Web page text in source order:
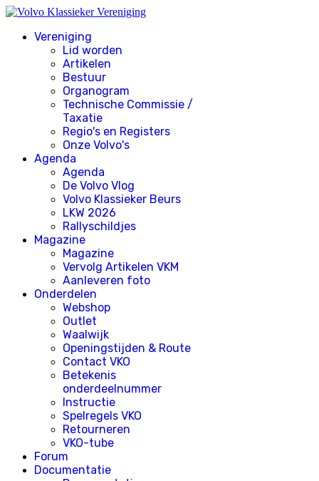
Vereniging
Lid worden
Artikelen
Bestuur
Organogram
Technische Commissie /
Taxatie
Regio's en Registers
Onze Volvo's
Agenda
Agenda
De Volvo Vlog
Volvo Klassieker Beurs
LKW 2026
Rallyschildjes
Magazine
Magazine
Vervolg Artikelen VKM
Aanleveren foto
Onderdelen
Webshop
Outlet
Waalwijk
Openingstijden & Route
Contact VKO
Betekenis
onderdeelnummer
Instructie
Spelregels VKO
Retourneren
VKO-tube
Forum
Documentatie